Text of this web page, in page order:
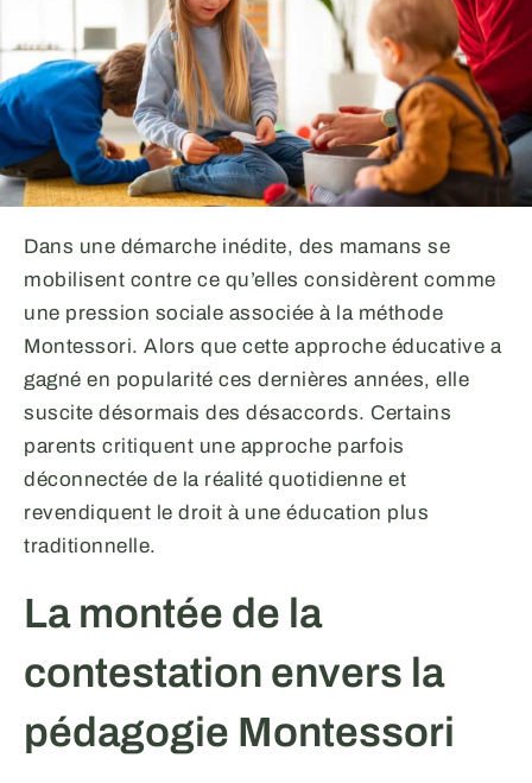
Dans une démarche inédite, des mamans se
mobilisent contre ce qu’elles considèrent comme
une pression sociale associée à la méthode
Montessori. Alors que cette approche éducative a
gagné en popularité ces dernières années, elle
suscite désormais des désaccords. Certains
parents critiquent une approche parfois
déconnectée de la réalité quotidienne et
revendiquent le droit à une éducation plus
traditionnelle.
La montée de la
contestation envers la
pédagogie Montessori